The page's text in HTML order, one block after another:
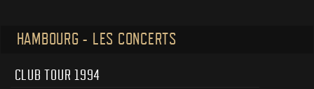
HAMBOURG - LES CONCERTS
CLUB TOUR 1994